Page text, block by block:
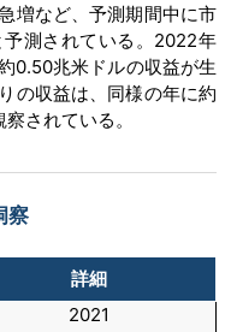
増など、予測期間中に市
測されている。2022年
0.50兆米ドルの収益が生
の収益は、同様の年に約
されている。
察
詳細
2021